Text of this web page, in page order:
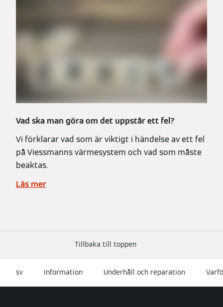
Vad ska man göra om det uppstår ett fel?
Vi förklarar vad som är viktigt i händelse av ett fel
på Viessmanns värmesystem och vad som måste
beaktas.
Läs mer
Tillbaka till toppen
sv Information Underhåll och reparation